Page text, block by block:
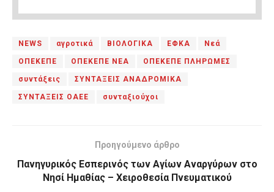
NEWS αγροτικά ΒΙΟΛΟΓΙΚΑ ΕΦΚΑ Νεά
ΟΠΕΚΕΠΕ ΟΠΕΚΕΠΕ ΝΕΑ ΟΠΕΚΕΠΕ ΠΛΗΡΩΜΕΣ
συντάξεις ΣΥΝΤΑΞΕΙΣ ΑΝΑΔΡΟΜΙΚΑ
ΣΥΝΤΑΞΕΙΣ ΟΑΕΕ συνταξιούχοι
Προηγούμενο άρθρο
Πανηγυρικός Εσπερινός των Αγίων Αναργύρων στο
Νησί Ημαθίας – Χειροθεσία Πνευματικού